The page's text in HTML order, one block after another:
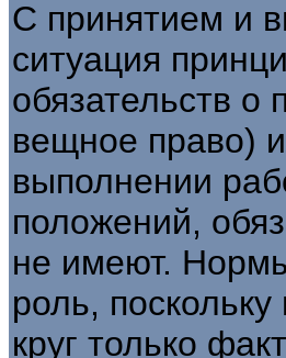
С принятием и
ситуация
обязательств о
вещное право)
выполнении
положений,
не имеют.
роль,
круг только